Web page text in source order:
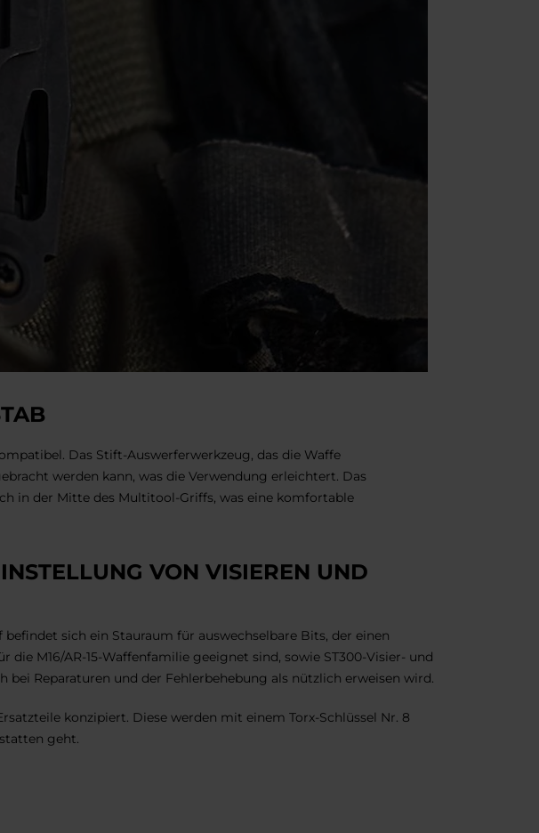
Das Stift-Auswerferwerkzeug, das die Waffe
werden kann, was die Verwendung erleichtert. Das
in der Mitte des Multitool-Griffs, was eine komfortable
VON VISIEREN UND
befindet sich ein Stauraum für auswechselbare Bits, der einen
M16/AR-15-Waffenfamilie geeignet sind, sowie ST300-Visier- und
Reparaturen und der Fehlerbehebung als nützlich erweisen wird.
konzipiert. Diese werden mit einem Torx-Schlüssel Nr. 8
geht.